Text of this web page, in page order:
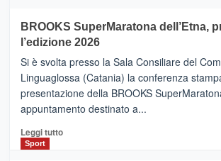
con
la
Al
via
i
collegamenti
BROOKS SuperMaratona dell’Etna,
l’edizione 2026
Si è svolta presso la Sala Consiliare del
Linguaglossa (Catania) la conferenza
presentazione della BROOKS
appuntamento destinato a...
Leggi tuttoLeggi
Sport